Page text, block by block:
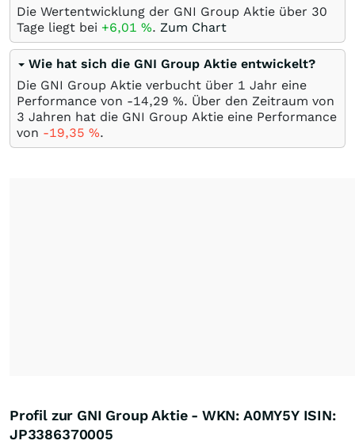
Die Wertentwicklung der GNI Group Aktie über 30
Tage liegt bei +6,01 %. Zum Chart
Wie hat sich die GNI Group Aktie entwickelt?
Die GNI Group Aktie verbucht über 1 Jahr eine
Performance von -14,29 %. Über den Zeitraum von
3 Jahren hat die GNI Group Aktie eine Performance
von -19,35 %.
Profil zur GNI Group Aktie - WKN: A0MY5Y ISIN:
JP3386370005